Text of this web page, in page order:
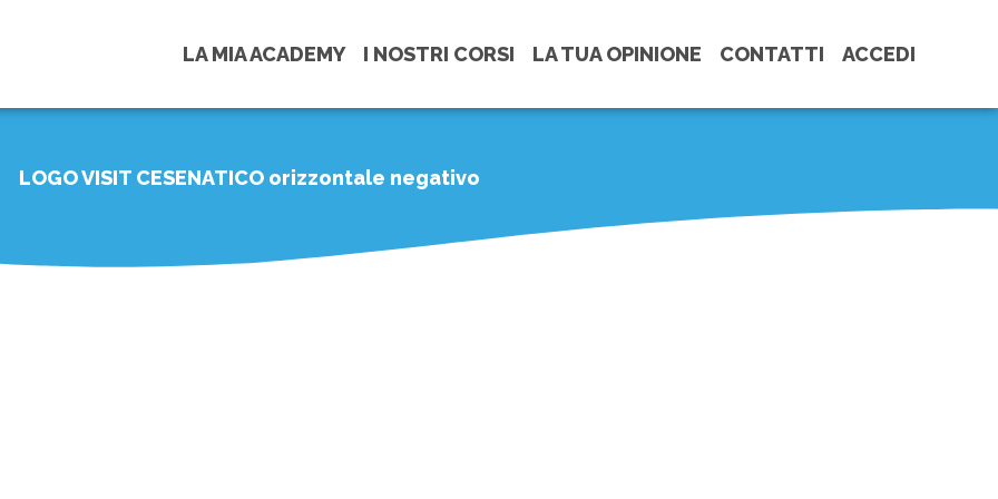
LA MIA ACADEMY I NOSTRI CORSI LA TUA OPINIONE CONTATTI ACCEDI
LOGO VISIT CESENATICO orizzontale negativo